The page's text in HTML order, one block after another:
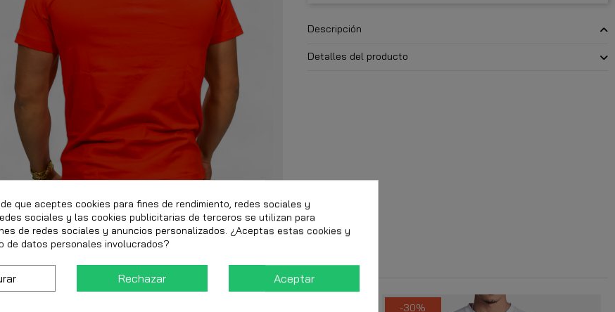
Descripción
Detalles del producto
-30%
que aceptes cookies para fines de rendimiento, redes sociales y
sociales y las cookies publicitarias de terceros se utilizan para
de redes sociales y anuncios personalizados. ¿Aceptas estas cookies y
de datos personales involucrados?
Rechazar Aceptar